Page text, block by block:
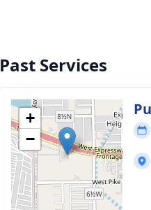
Past Services
+
−